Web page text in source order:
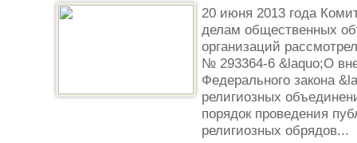
20 июня 2013 года
делам общественных
организаций
№ 293364-6 &laquo;О
Федерального закона
религиозных
порядок проведения
религиозных обрядов...